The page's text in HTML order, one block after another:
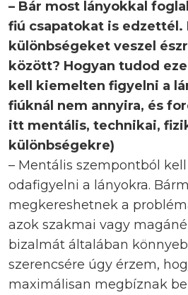
– Bár most lányokkal
fiú csapatokat is edzettél.
különbségeket veszel
között? Hogyan tudod
kell kiemelten figyelni a
fiúknál nem annyira, és
itt mentális, technikai,
különbségekre)
– Mentális szempontból
odafigyelni a lányokra.
megkereshetnek a
azok szakmai vagy
bizalmát általában
szerencsére úgy érzem,
maximálisan megbíznak